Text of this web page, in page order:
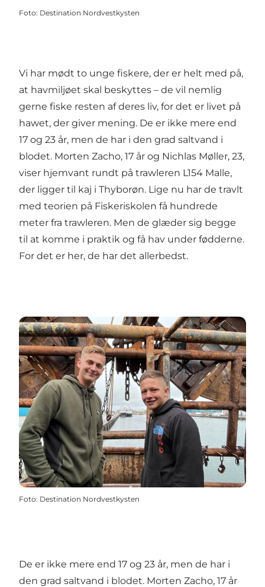
Foto: Destination Nordvestkysten
Vi har mødt to unge fiskere, der er helt med på,
at havmiljøet skal beskyttes – de vil nemlig
gerne fiske resten af deres liv, for det er livet på
hawet, der giver mening. De er ikke mere end
17 og 23 år, men de har i den grad saltvand i
blodet. Morten Zacho, 17 år og Nichlas Møller, 23,
viser hjemvant rundt på trawleren L154 Malle,
der ligger til kaj i Thyborøn. Lige nu har de travlt
med teorien på Fiskeriskolen få hundrede
meter fra trawleren. Men de glæder sig begge
til at komme i praktik og få hav under fødderne.
For det er her, de har det allerbedst.
Foto: Destination Nordvestkysten
De er ikke mere end 17 og 23 år, men de har i
den grad saltvand i blodet. Morten Zacho, 17 år